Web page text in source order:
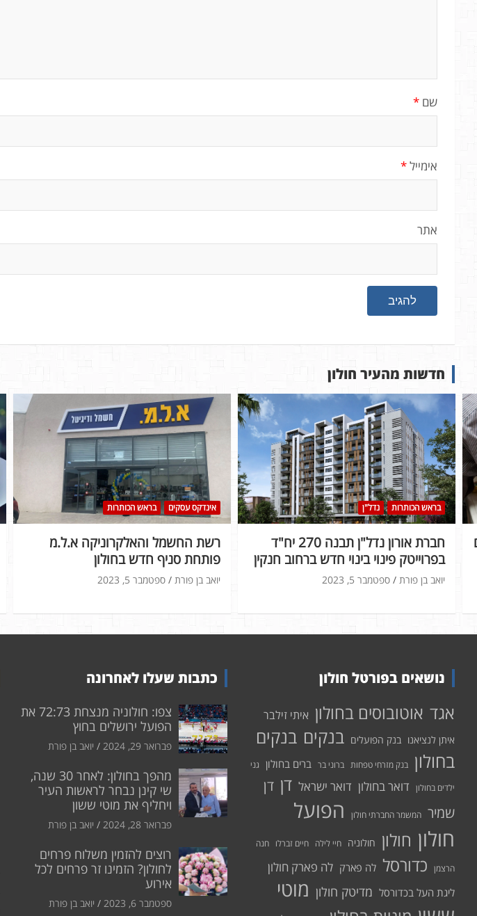
שם *
אימייל*
אתר
חדשות מהעיר חולון
אינדקס עסקים בראש הכותרות
רשת החשמל והאלקרוניקה א.ל.מ
פותחת סניף חדש בחולון
ספטמבר 5, 2023 יואב בן פורת
בראש הכותרות נדל"ן
חברת אורון נדל"ן תבנה 270 יח"ד
בפרוייטק פינוי בינוי חדש ברחוב חנקין
ספטמבר 5, 2023 יואב בן פורת
נושאים בפורטל חולון
אגד אוטובוסים בחולון איתי זילבר
איתן לנציאנו בנק הפועלים בנקים בנקים
בחולון בנק מזרחי טפחות ברוני בר ברים בחולון גני
ילדים בחולון דואר בחולון דואר ישראל דן דן
שמיר המשמר החברתי חולון
הפועל
חולון חולון חולוניה חיי לילה חיים זברלו חנה
הרצמן כדורסל לה פארק לה פארק חולון
ליגת העל בכדורסל מדיטק חולון מוטי
כתבות שעלו לאחרונה
צפו: חולוניה מנצחת 72:73 את
הפועל ירושלים בחוץ
פברואר 29, 2024 יואב בן פורת
מהפך בחולון: לאחר 30 שנה,
שי קינן נבחר לראשות העיר
ויחליף את מוטי ששון
פברואר 28, 2024 יואב בן פורת
רוצים להזמין משלוח פרחים
לחולון? הזמינו זר פרחים לכל
אירוע
ספטמבר 6, 2023 יואב בן פורת